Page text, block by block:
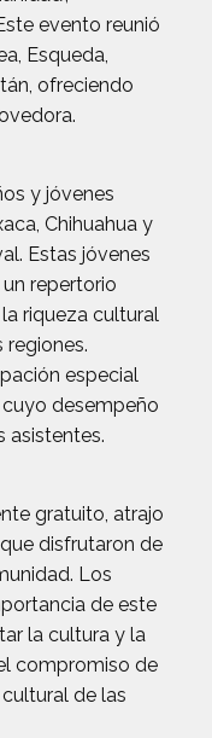
evento reunió
Esqueda,
ofreciendo
y jóvenes
Chihuahua y
Estas jóvenes
repertorio
riqueza cultural
especial
cuyo desempeño
asistentes.
gratuito, atrajo
disfrutaron de
Los
de este
la cultura y la
compromiso de
de las